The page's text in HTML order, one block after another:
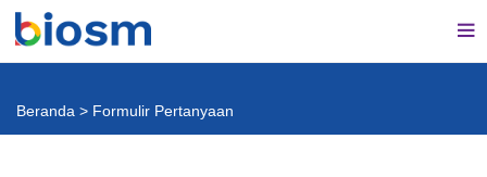
Beranda > Formulir Pertanyaan